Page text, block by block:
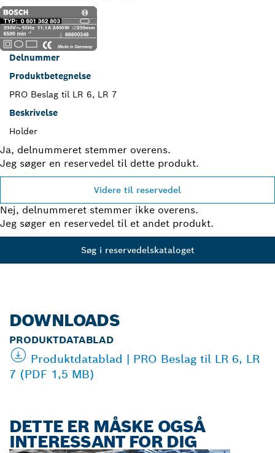
Delnummer
Produktbetegnelse
PRO Beslag til LR 6, LR 7
Beskrivelse
Holder
Ja, delnummeret stemmer overens.
Jeg søger en reservedel til dette produkt.
Videre til reservedel
Nej, delnummeret stemmer ikke overens.
Jeg søger en reservedel til et andet produkt.
Søg i reservedelskataloget
DOWNLOADS
PRODUKTDATABLAD
Produktdatablad | PRO Beslag til LR 6, LR
7 (PDF 1,5 MB)
DETTE ER MÅSKE OGSÅ
INTERESSANT FOR DIG